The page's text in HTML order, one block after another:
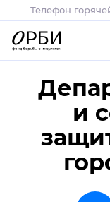
Телефон
и